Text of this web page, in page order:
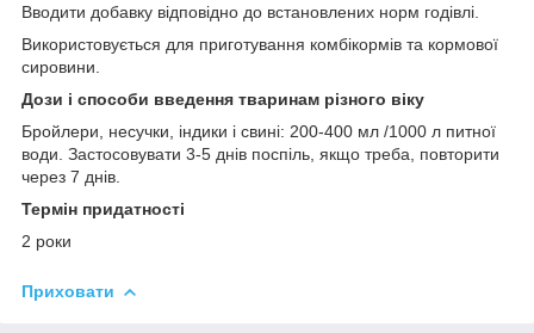
Вводити добавку відповідно до встановлених норм годівлі.
Використовується для приготування комбікормів та кормової
сировини.
Дози і способи введення тваринам різного віку
Бройлери, несучки, індики і свині: 200-400 мл /1000 л питної
води. Застосовувати 3-5 днів поспіль, якщо треба, повторити
через 7 днів.
Термін придатності
2 роки
Приховати